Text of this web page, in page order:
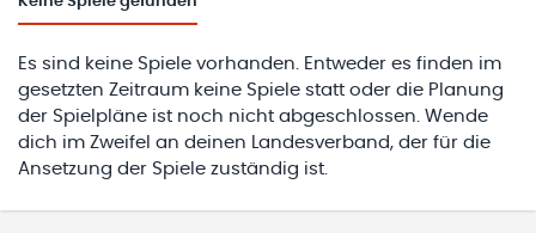
Es sind keine Spiele vorhanden. Entweder es finden im
gesetzten Zeitraum keine Spiele statt oder die Planung
der Spielpläne ist noch nicht abgeschlossen. Wende
dich im Zweifel an deinen Landesverband, der für die
Ansetzung der Spiele zuständig ist.